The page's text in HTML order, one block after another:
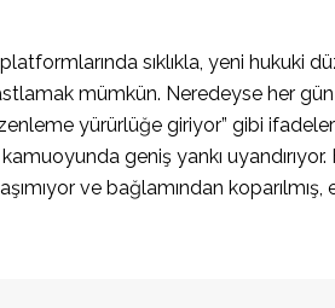
sıklıkla, yeni hukuki
mümkün. Neredeyse her gün
yürürlüğe giriyor” gibi
geniş yankı
ve bağlamından koparılmış,